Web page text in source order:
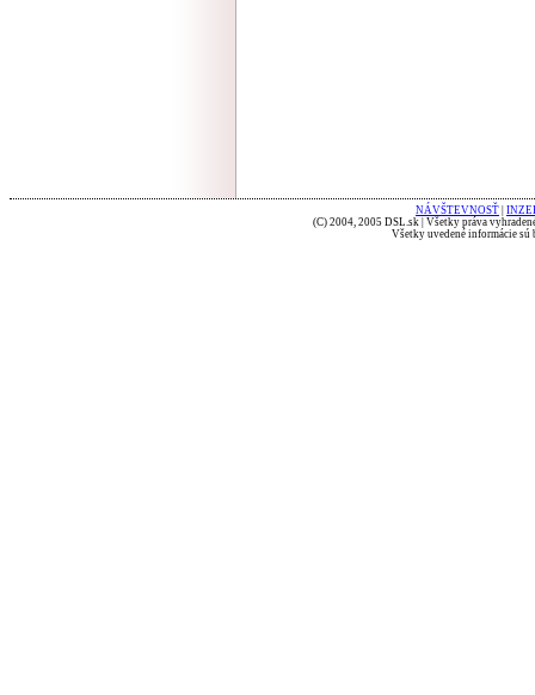
NÁVŠTEVNOSŤ
(C) 2004, 2005 DSL.sk | Všetky práva
Všetky uvedené informácie sú